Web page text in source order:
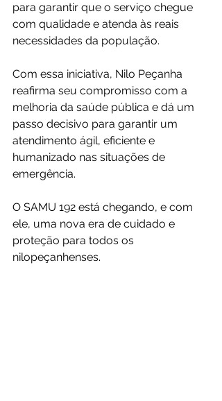
para garantir que o serviço chegue
com qualidade e atenda às reais
necessidades da população.
Com essa iniciativa, Nilo Peçanha
reafirma seu compromisso com a
melhoria da saúde pública e dá um
passo decisivo para garantir um
atendimento ágil, eficiente e
humanizado nas situações de
emergência.
O SAMU 192 está chegando, e com
ele, uma nova era de cuidado e
proteção para todos os
nilopeçanhenses.